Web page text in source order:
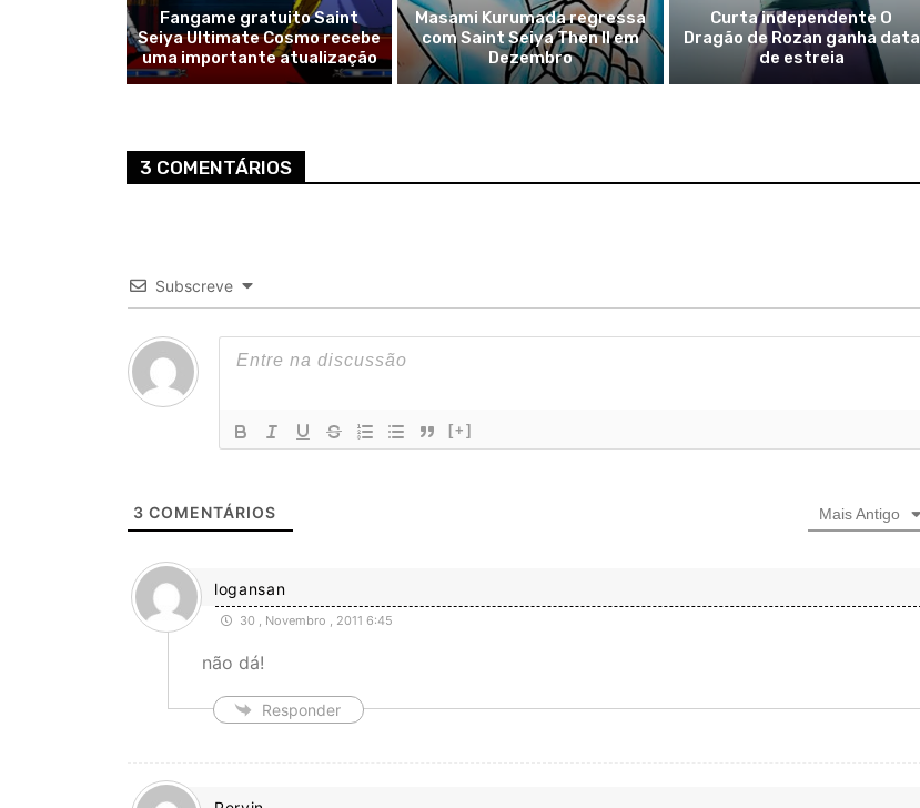
Fangame gratuito Saint
Seiya Ultimate Cosmo recebe
uma importante atualização
Masami Kurumada regressa
com Saint Seiya Then II em
Dezembro
Curta independente O
Dragão de Rozan ganha data
de estreia
3 COMENTÁRIOS
Subscreve
[+]
3 COMENTÁRIOS Mais Antigo
logansan
30 , Novembro , 2011 6:45
não dá!
Responder